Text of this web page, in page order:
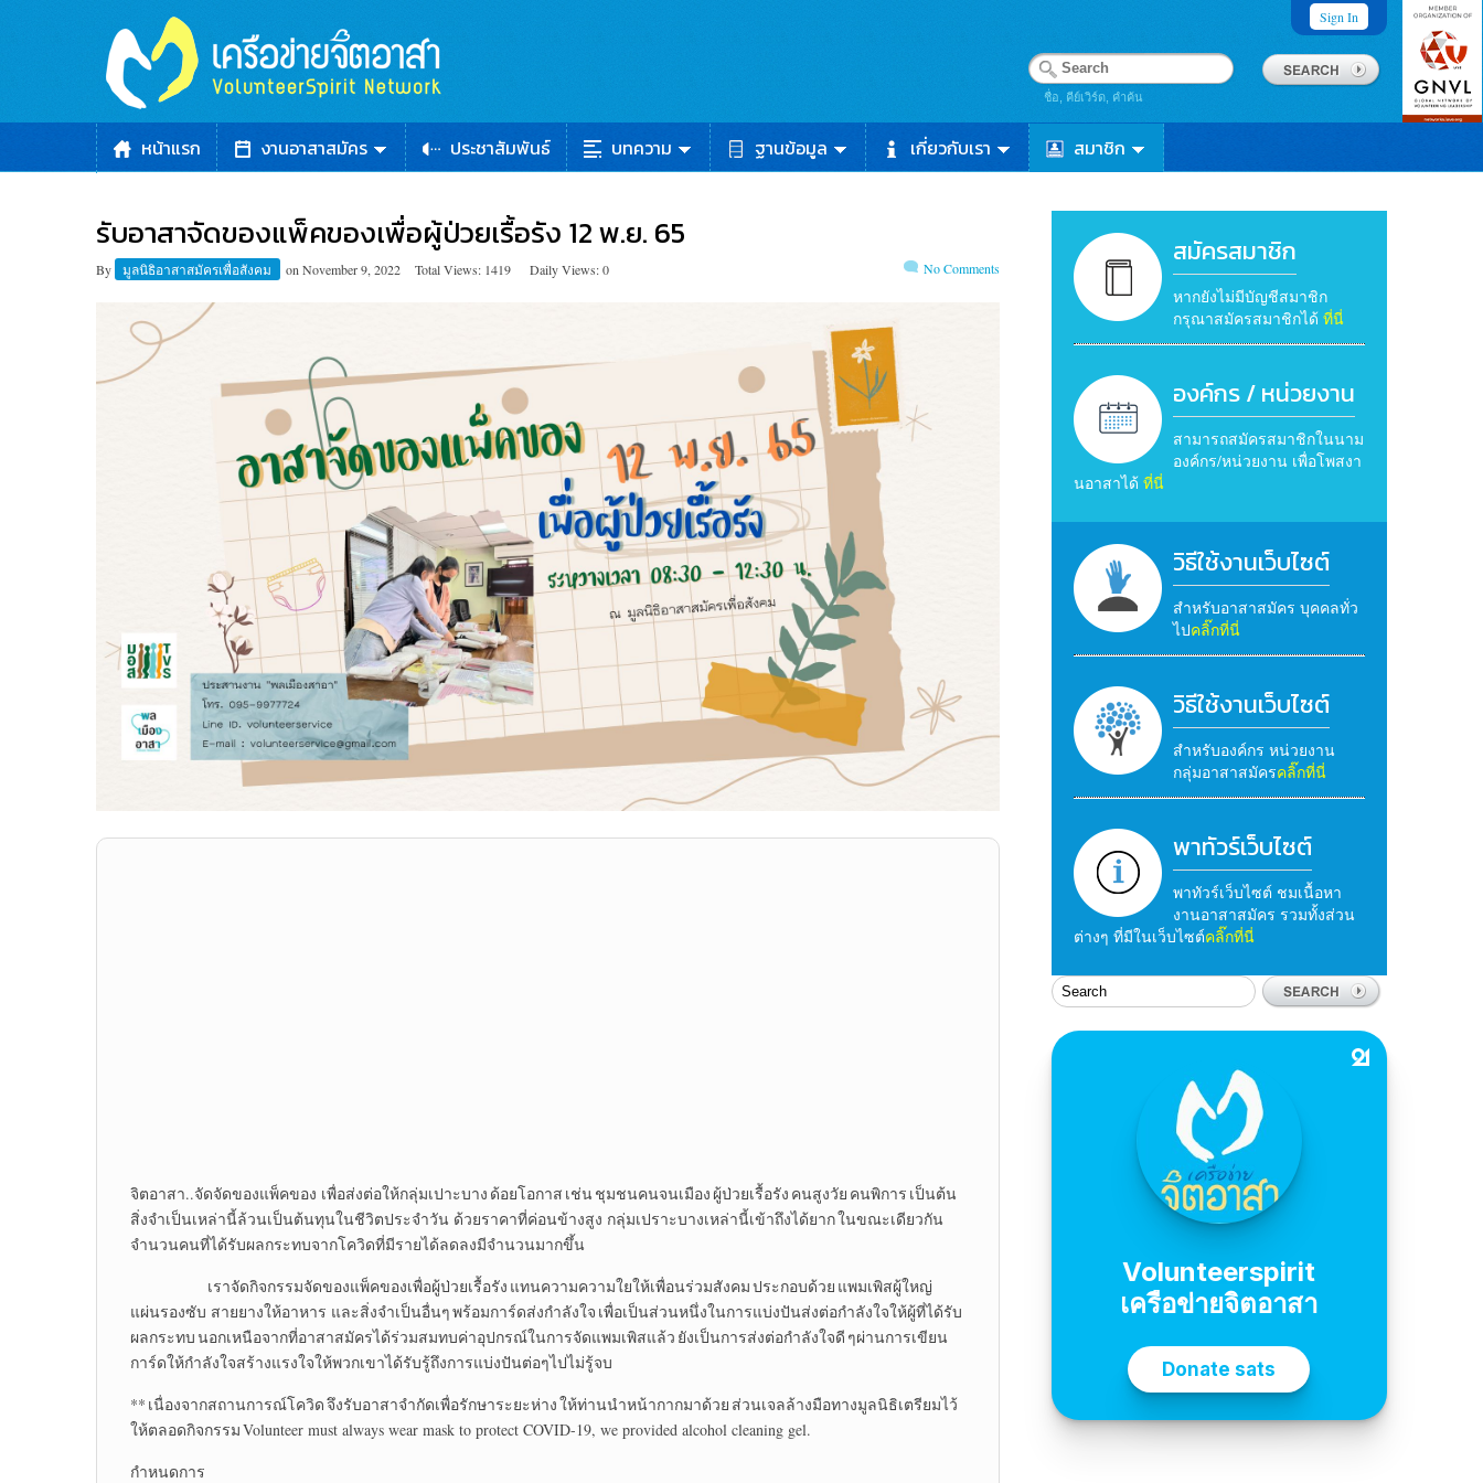
Sign In
ชื่อ, คีย์เวิร์ด, คำค้น
หน้าแรก งานอาสาสมัคร ประชาสัมพันธ์ บทความ ฐานข้อมูล เกี่ยวกับเรา สมาชิก
รับอาสาจัดของแพ็คของเพื่อผู้ป่วยเรื้อรัง 12 พ.ย. 65
By มูลนิธิอาสาสมัครเพื่อสังคม on November 9, 2022 Total Views: 1419 Daily Views: 0 No Comments
จิตอาสา..จัดจัดของแพ็คของ เพื่อส่งต่อให้กลุ่มเปาะบาง ด้อยโอกาส เช่น ชุมชนคนจนเมือง ผู้ป่วยเรื้อรัง คนสูงวัย คนพิการ เป็นต้น
สิ่งจำเป็นเหล่านี้ล้วนเป็นต้นทุนในชีวิตประจำวัน ด้วยราคาที่ค่อนข้างสูง กลุ่มเปราะบางเหล่านี้เข้าถึงได้ยาก ในขณะเดียวกัน
จำนวนคนที่ได้รับผลกระทบจากโควิดที่มีรายได้ลดลงมีจำนวนมากขึ้น
เราจัดกิจกรรมจัดของแพ็คของเพื่อผู้ป่วยเรื้อรัง แทนความความใยให้เพื่อนร่วมสังคม ประกอบด้วย แพมเพิสผู้ใหญ่
แผ่นรองซับ สายยางให้อาหาร และสิ่งจำเป็นอื่นๆ พร้อมการ์ดส่งกำลังใจ เพื่อเป็นส่วนหนึ่งในการแบ่งปันส่งต่อกำลังใจให้ผู้ที่ได้รับ
ผลกระทบ นอกเหนือจากที่อาสาสมัครได้ร่วมสมทบค่าอุปกรณ์ในการจัดแพมเพิสแล้ว ยังเป็นการส่งต่อกำลังใจดี ๆผ่านการเขียน
การ์ดให้กำลังใจสร้างแรงใจให้พวกเขาได้รับรู้ถึงการแบ่งปันต่อๆไปไม่รู้จบ
** เนื่องจากสถานการณ์โควิด จึงรับอาสาจำกัดเพื่อรักษาระยะห่าง ให้ท่านนำหน้ากากมาด้วย ส่วนเจลล้างมือทางมูลนิธิเตรียมไว้
ให้ตลอดกิจกรรม Volunteer must always wear mask to protect COVID-19, we provided alcohol cleaning gel.
กำหนดการ
สมัครสมาชิก
หากยังไม่มีบัญชีสมาชิก
กรุณาสมัครสมาชิกได้ ที่นี่
องค์กร / หน่วยงาน
สามารถสมัครสมาชิกในนาม
องค์กร/หน่วยงาน เพื่อโพสงา
นอาสาได้ ที่นี่
วิธีใช้งานเว็บไซต์
สำหรับอาสาสมัคร บุคคลทั่ว
ไปคลิ๊กที่นี่
วิธีใช้งานเว็บไซต์
สำหรับองค์กร หน่วยงาน
กลุ่มอาสาสมัครคลิ๊กที่นี่
พาทัวร์เว็บไซต์
พาทัวร์เว็บไซต์ ชมเนื้อหา
งานอาสาสมัคร รวมทั้งส่วน
ต่างๆ ที่มีในเว็บไซต์คลิ๊กที่นี่